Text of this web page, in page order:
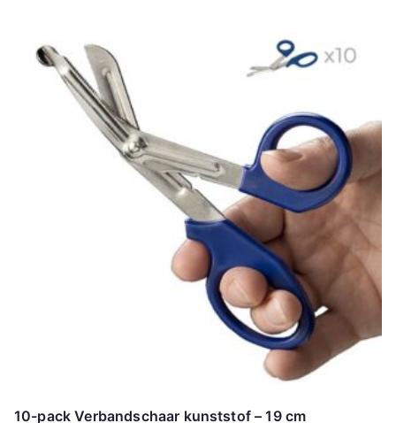
10-pack Verbandschaar kunststof – 19 cm